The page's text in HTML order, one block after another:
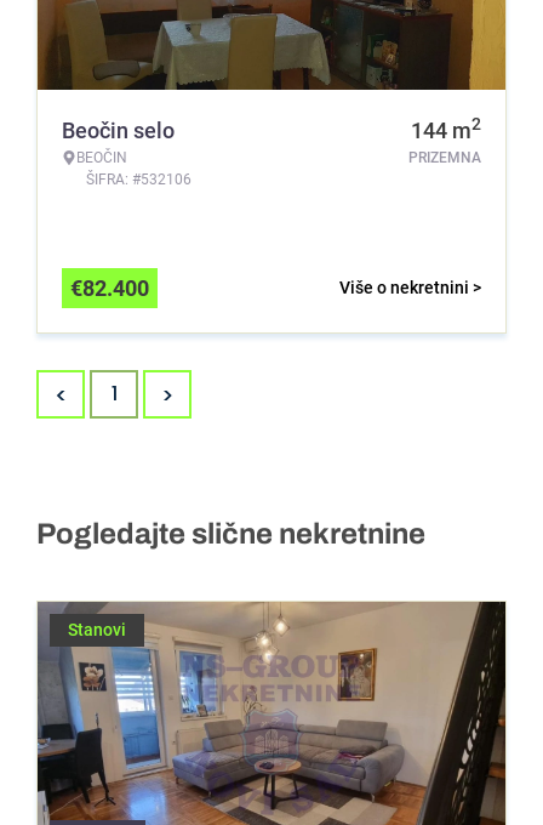
Beočin selo
BEOČIN
ŠIFRA: #532106
144 m2
PRIZEMNA
Više o nekretnini >
€82.400
< 1 >
Pogledajte slične nekretnine
Stanovi